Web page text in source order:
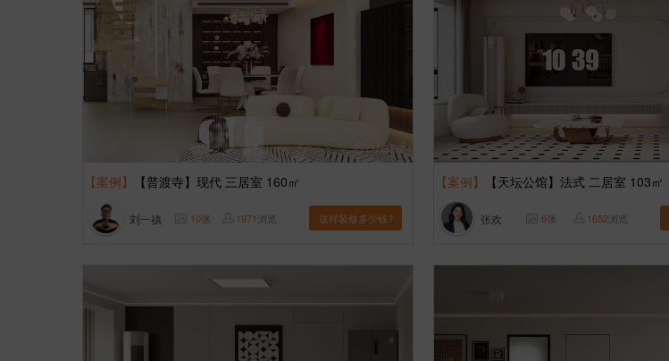
【案例】 【普渡寺】现代 三居室 160㎡
刘一禛 10张 1971浏览 这样装修多少钱?
【案例】 【天坛公馆】法式 二居室 103㎡
张欢 6张 1652浏览